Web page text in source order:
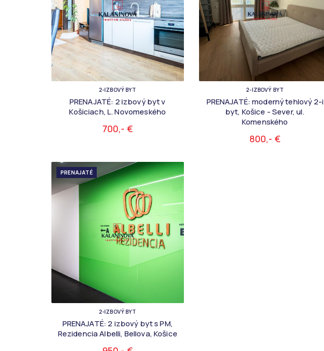
2-IZBOVÝ BYT
PRENAJATÉ: 2 izbový byt v
Košiciach, L. Novomeského
700,- €
2-IZBOVÝ BYT
PRENAJATÉ: moderný tehlový 2-i
byt, Košice - Sever, ul.
Komenského
800,- €
PRENAJATÉ
2-IZBOVÝ BYT
PRENAJATÉ: 2 izbový byt s PM,
Rezidencia Albelli, Bellova, Košice